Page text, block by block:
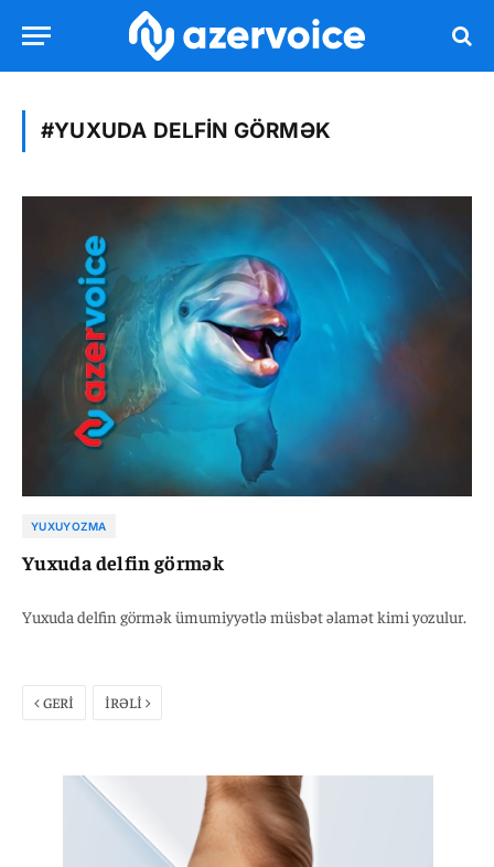
#YUXUDA DELFIN GÖRMƏK
YUXUYOZMA
Yuxuda delfin görmək
Yuxuda delfin görmək ümumiyyətlə müsbət əlamət kimi yozulur.
GERİ İRƏLİ